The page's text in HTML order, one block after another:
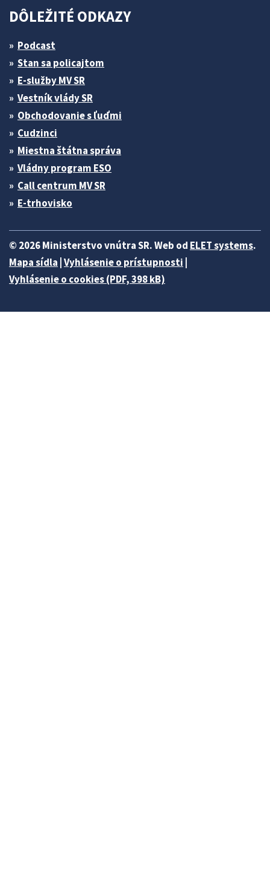
DÔLEŽITÉ ODKAZY
Podcast
Stan sa policajtom
E-služby MV SR
Vestník vlády SR
Obchodovanie s ľuďmi
Cudzinci
Miestna štátna správa
Vládny program ESO
Call centrum MV SR
E-trhovisko
© 2026 Ministerstvo vnútra SR. Web od ELET systems.
Mapa sídla Vyhlásenie o prístupnosti
Vyhlásenie o cookies (PDF, 398 kB)